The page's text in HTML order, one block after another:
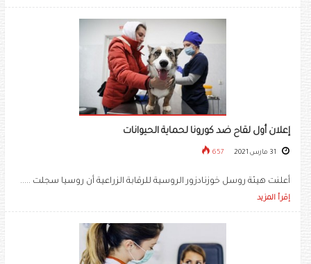
إعلان أول لقاح ضد كورونا لحماية الحيوانات
657
أعلنت هيئة روسل خوزنادزور الروسية للرقابة الزراعية أن روسيا سجلت .....
إقرأ المزيد